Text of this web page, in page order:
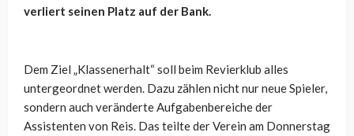
verliert seinen Platz auf der Bank.
Dem Ziel „Klassenerhalt“ soll beim Revierklub alles
untergeordnet werden. Dazu zählen nicht nur neue Spieler,
sondern auch veränderte Aufgabenbereiche der
Assistenten von Reis. Das teilte der Verein am Donnerstag